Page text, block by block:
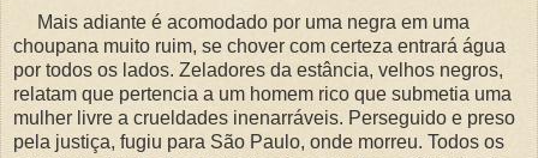
Mais adiante é acomodado por uma negra em uma
choupana muito ruim, se chover com certeza entrará água
por todos os lados. Zeladores da estância, velhos negros,
relatam que pertencia a um homem rico que submetia uma
mulher livre a crueldades inenarráveis. Perseguido e preso
pela justiça, fugiu para São Paulo, onde morreu. Todos os